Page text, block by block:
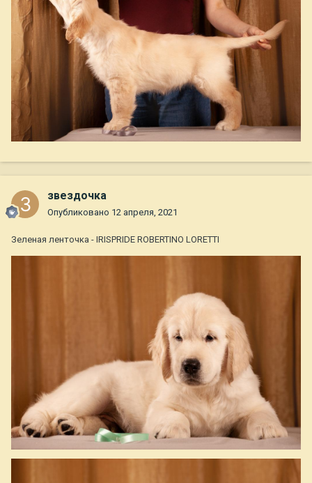
звездочка
Опубликовано 12 апреля, 2021
Зеленая ленточка - IRISPRIDE ROBERTINO LORETTI